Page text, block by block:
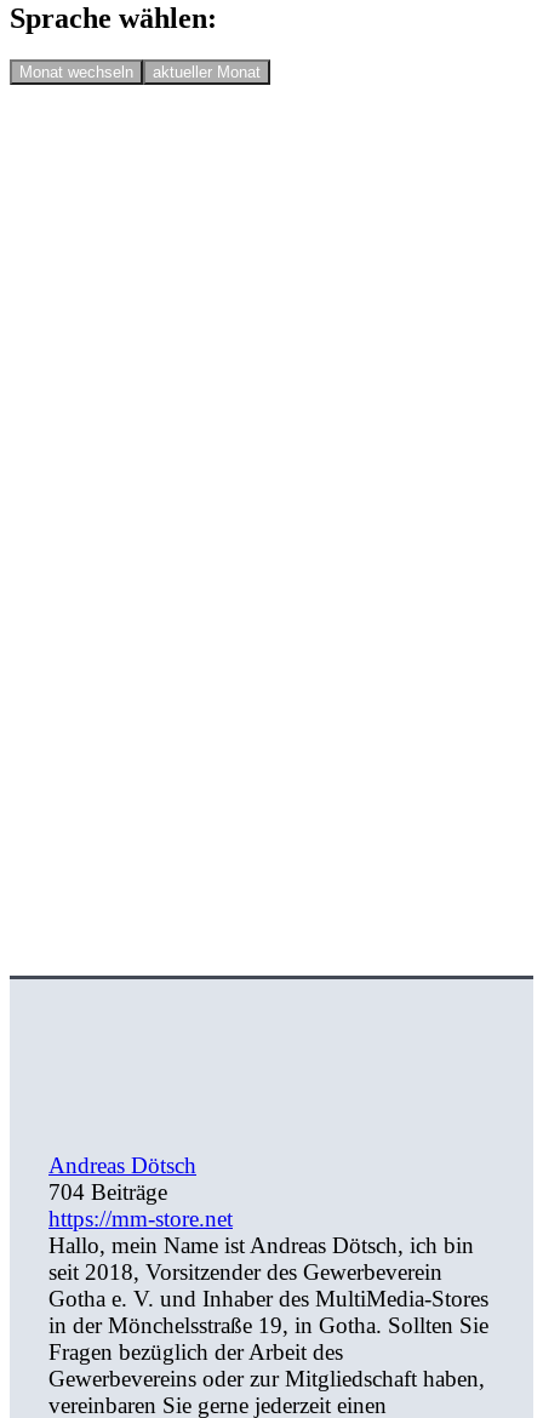
Sprache wählen:
Monat wechseln aktueller Monat
Andreas Dötsch
704 Beiträge
https://mm-store.net
Hallo, mein Name ist Andreas Dötsch, ich bin
seit 2018, Vorsitzender des Gewerbeverein
Gotha e. V. und Inhaber des MultiMedia-Stores
in der Mönchelsstraße 19, in Gotha. Sollten Sie
Fragen bezüglich der Arbeit des
Gewerbevereins oder zur Mitgliedschaft haben,
vereinbaren Sie gerne jederzeit einen